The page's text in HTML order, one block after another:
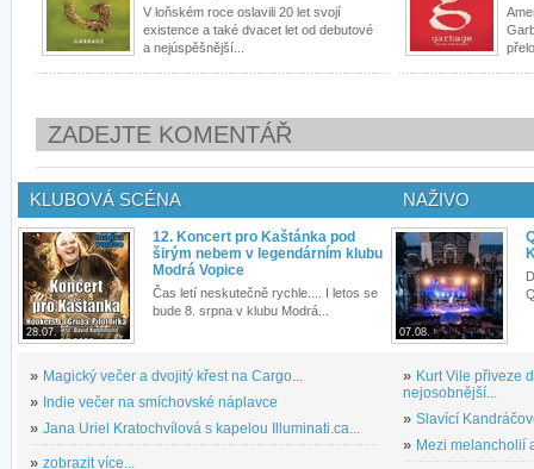
V loňském roce oslavili 20 let svojí
existence a také dvacet let od debutové
a nejúspěšnější...
ZADEJTE KOMENTÁŘ
KLUBOVÁ SCÉNA
28.07.
12. Koncert pro Kaštánka pod
širým nebem v legendárním klubu
Modrá Vopice
Čas letí neskutečně rychle.... I letos se
bude 8. srpna v klubu Modrá...
» Magický večer a dvojitý křest na Cargo...
» Indie večer na smíchovské náplavce
» Jana Uriel Kratochvílová s kapelou Illuminati.ca...
» zobrazit více...
NAŽIVO
07.08.
» Kurt Vile přiveze
nejosobnější...
» Slavící
» Mezi melancholií